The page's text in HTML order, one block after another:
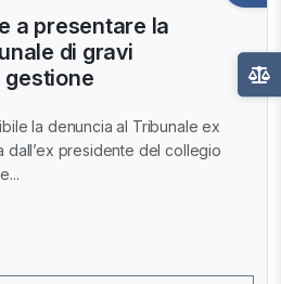
a presentare la
di gravi
la denuncia al Tribunale ex
dall’ex presidente del collegio